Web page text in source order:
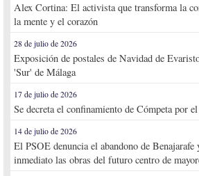
Alex Cortina: El activista que transforma la
la mente y el corazón
28 de julio de 2026
Exposición de postales de Navidad de
'Sur' de Málaga
17 de julio de 2026
Se decreta el confinamiento de Cómpeta por
14 de julio de 2026
El PSOE denuncia el abandono de Benajarafe
inmediato las obras del futuro centro de